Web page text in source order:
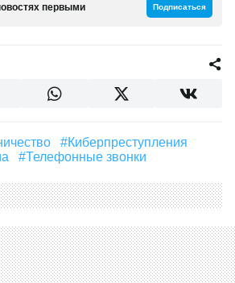
первыми Подписаться
#Киберпреступления
#телефонные звонки